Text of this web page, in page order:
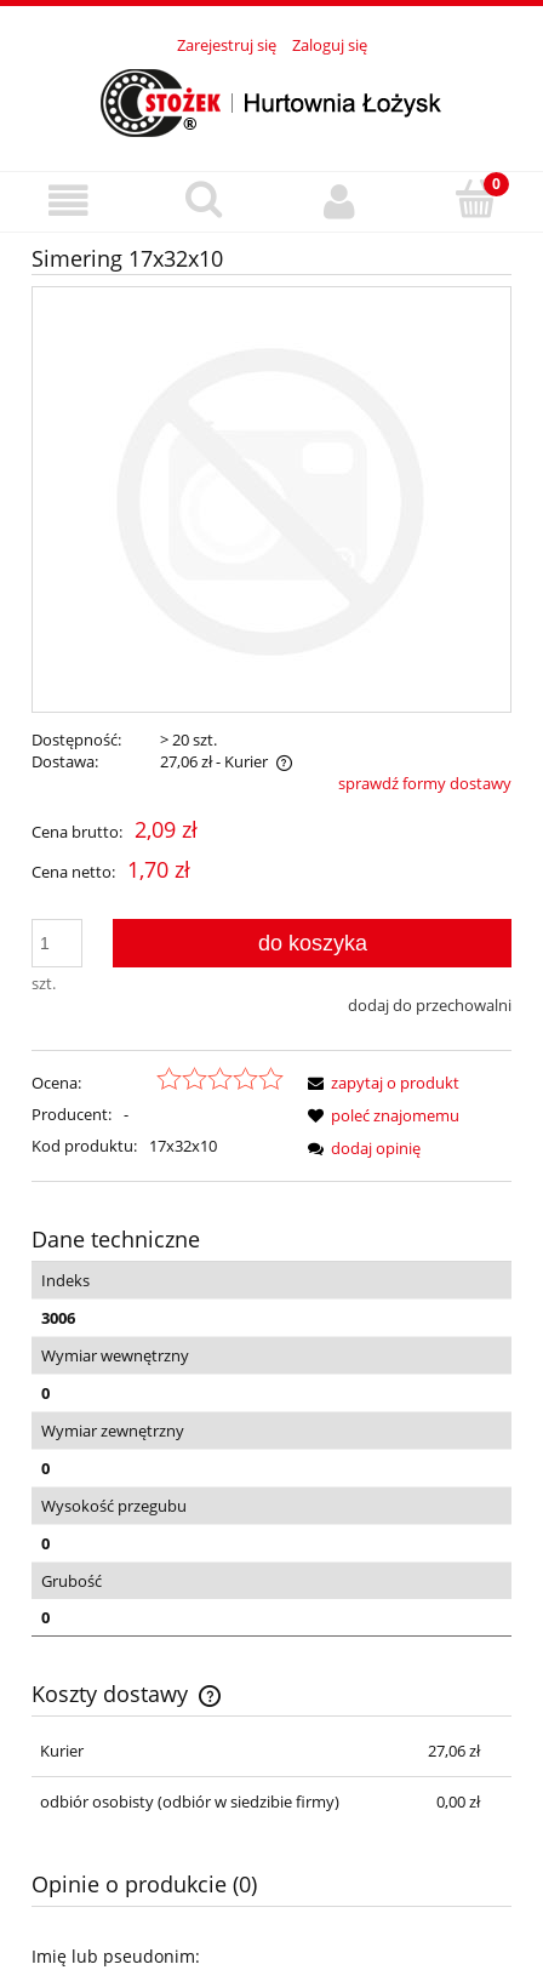
Zarejestruj się Zaloguj się
Simering 17x32x10
Dostępność:
> 20 szt.
Dostawa:
27,06 zł- Kurier
Cena nie zawiera ewentualnych kosztów płatnościsprawdź formy dostawy
Cena brutto: 2,09 zł
Cena netto: 1,70 zł
szt.
do koszyka
dodaj do przechowalni
Ocena:
Producent: -
Kod produktu:
17x32x10
zapytaj o produkt
poleć znajomemu
dodaj opinię
Dane techniczne
Indeks
3006
Wymiar wewnętrzny
0
Wymiar zewnętrzny
0
Wysokość przegubu
0
Grubość
0
Koszty dostawy
Cena nie zawiera ewentualnych kosztów płatności
Kurier
27,06 zł
odbiór osobisty(odbiór w siedzibie firmy) 0,00 zł
Opinie o produkcie (0)
Imię lub pseudonim: